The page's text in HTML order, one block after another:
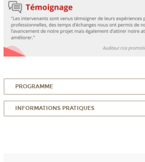
PROGRAMME
INFORMATIONS PRATIQUES